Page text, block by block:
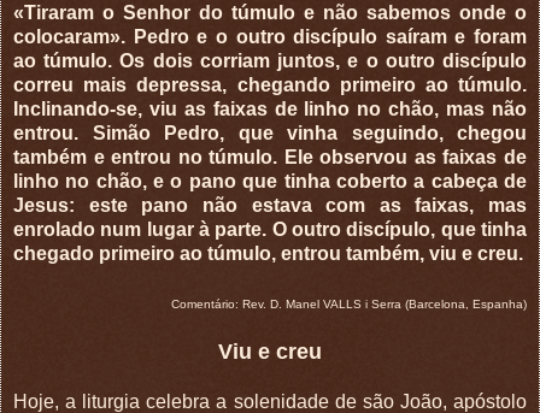
«Tiraram o Senhor do túmulo e não sabemos onde o
colocaram». Pedro e o outro discípulo saíram e foram
ao túmulo. Os dois corriam juntos, e o outro discípulo
correu mais depressa, chegando primeiro ao túmulo.
Inclinando-se, viu as faixas de linho no chão, mas não
entrou. Simão Pedro, que vinha seguindo, chegou
também e entrou no túmulo. Ele observou as faixas de
linho no chão, e o pano que tinha coberto a cabeça de
Jesus: este pano não estava com as faixas, mas
enrolado num lugar à parte. O outro discípulo, que tinha
chegado primeiro ao túmulo, entrou também, viu e creu.
Comentário: Rev. D. Manel VALLS i Serra (Barcelona, Espanha)
Viu e creu
Hoje, a liturgia celebra a solenidade de são João, apóstolo